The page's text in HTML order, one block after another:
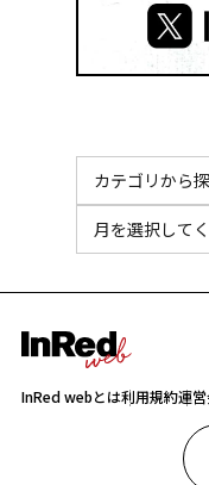
InRed webとは利用規約運